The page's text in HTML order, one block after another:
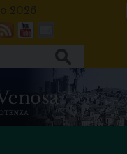
2026
FeedsYoutube
Mail